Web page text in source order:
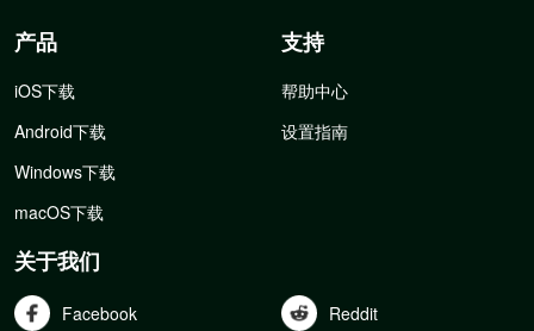
产品
iOS下载
Android下载
Windows下载
macOS下载
支持
帮助中心
设置指南
关于我们
Facebook Reddit